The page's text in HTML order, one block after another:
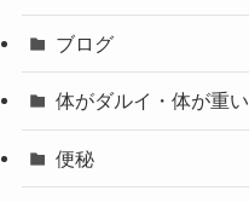
ブログ
体がダルイ・体が重い
便秘